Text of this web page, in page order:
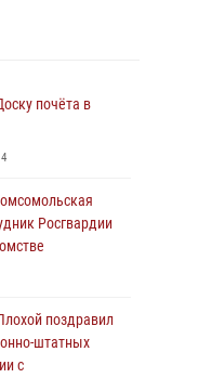
почёта в
4
Росгвардии
поздравил
штатных
с